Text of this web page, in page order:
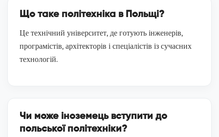
Що таке політехніка в Польщі?
Це технічний університет, де готують інженерів,
програмістів, архітекторів і спеціалістів із сучасних
технологій.
Чи може іноземець вступити до
польської політехніки?